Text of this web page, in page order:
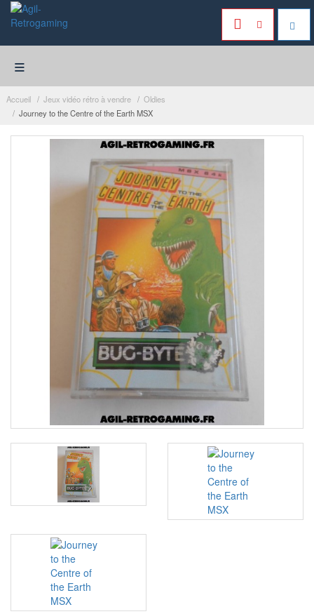
≡
Accueil Jeux vidéo rétro à vendre
Oldies
Journey to the Centre of the Earth MSX